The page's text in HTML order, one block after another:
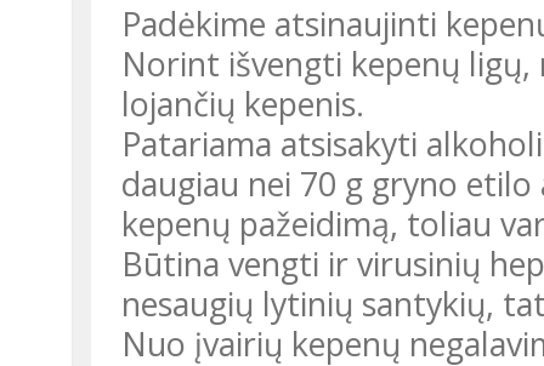
Padėkime atsinaujinti
Norint išvengti kepenų
lo­jančių kepenis.
Patariama atsisakyti
daugiau nei 70 g gryno
kepenų pažeidimą, toliau
Būtina vengti ir virusinių
nesaugių lytinių santykių,
Nuo įvairių kepenų